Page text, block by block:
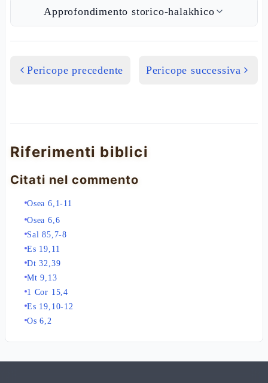
Approfondimento storico-halakhico
Pericope precedente Pericope successiva
Riferimenti biblici
Citati nel commento
Osea 6,1-11
Osea 6,6
Sal 85,7-8
Es 19,11
Dt 32,39
Mt 9,13
1 Cor 15,4
Es 19,10-12
Os 6,2